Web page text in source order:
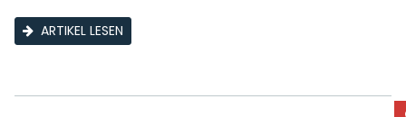
ARTIKEL LESEN